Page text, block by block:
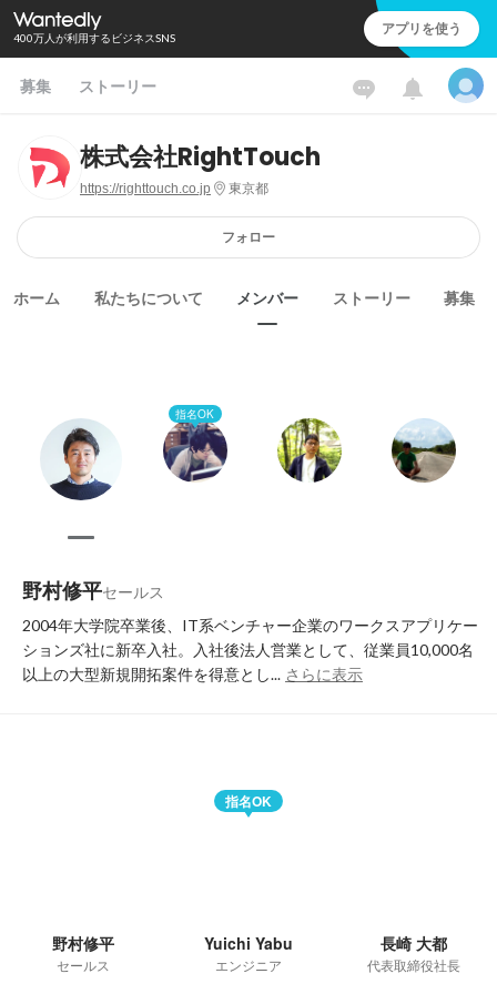
400万人が利用するビジネスSNS アプリを使う
募集 ストーリー
株式会社RightTouch
https://righttouch.co.jp 東京都
フォロー
ホーム 私たちについて メンバー ストーリー 募集
指名OK
野村修平セールス
2004年大学院卒業後、IT系ベンチャー企業のワークスアプリケー
ションズ社に新卒入社。入社後法人営業として、従業員10,000名
以上の大型新規開拓案件を得意とし... さらに表示
野村修平
セールス
指名OK
Yuichi Yabu
エンジニア
長崎 大都
代表取締役社長